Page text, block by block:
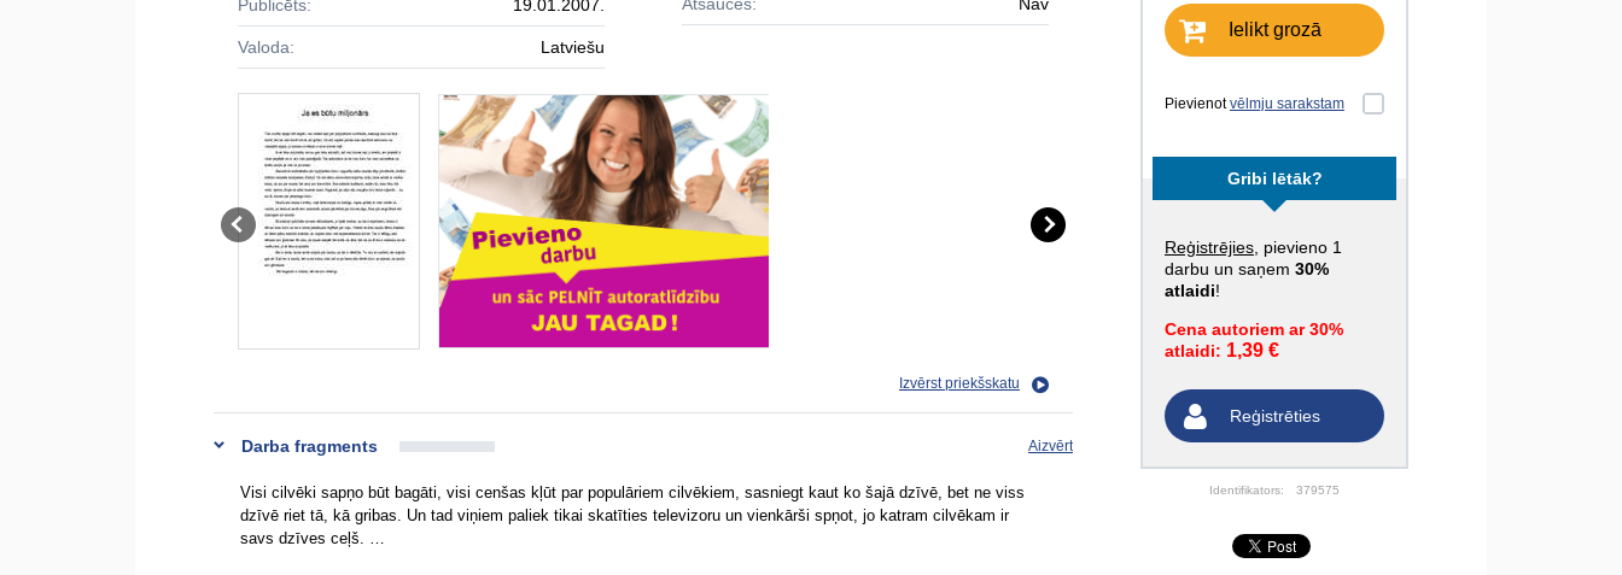
Ielikt grozā
Pievienotvēlmju sarakstam
Gribi lētāk?
Reģistrējies , pievieno 1
darbu un saņem 30%
atlaidi!
Cena autoriem ar 30%
atlaidi: 1,39 €
Reģistrēties
Identifikators: 379575
Publicēts: 19.01.2007.
Valoda: Latviešu
Izvērst priekšskatu
Darba fragments Aizvērt
Visi cilvēki sapņo būt bagāti, visi cenšas kļūt par populāriem cilvēkiem, sasniegt kaut ko šajā dzīvē, bet ne viss
dzīvē riet tā, kā gribas. Un tad viņiem paliek tikai skatīties televizoru un vienkārši spņot, jo katram cilvēkam ir
savs dzīves ceļš. …